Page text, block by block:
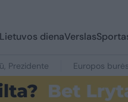
Lietuvos dienaVerslas
Prezidente Europos